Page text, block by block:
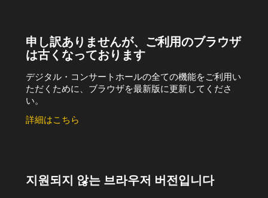
申し訳ありませんが、ご利用のブラウザ
は古くなっております
デジタル・コンサートホールの全ての機能をご利用い
ただくために、ブラウザを最新版に更新してくださ
い。
詳細はこちら
지원되지 않는 브라우저 버전입니다